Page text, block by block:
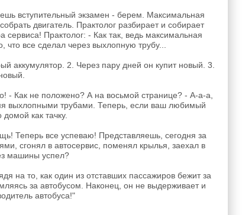
вступительный экзамен - берем. Максимальная
двигатель. Практолог разбирает и собирает
Практолог: - Как так, ведь максимальная
все сделал через выхлопную трубу...
аккумулятор. 2. Через пару дней он купит новый. 3.
- Как не положено? А на восьмой странице? - А-а-а,
выхлопными трубами. Теперь, если ваш любимый
как тачку.
Теперь все успеваю! Представляешь, сегодня за
сгонял в автосервис, поменял крылья, заехал в
машины успел?
на то, как один из отставших пассажиров бежит за
за автобусом. Наконец, он не выдерживает и
автобуса!"